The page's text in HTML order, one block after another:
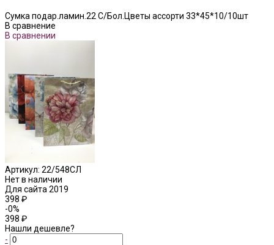
Сумка подар.ламин.22 С/Бол.Цветы ассорти 33*45*10/10шт
В сравнение
В сравнении
Артикул: 22/548СЛ
Нет в наличии
Для сайта 2019
398 ₽
-0%
398 ₽
Нашли дешевле?
-